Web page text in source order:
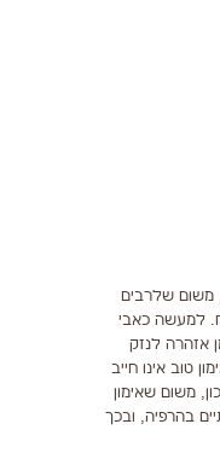
משום שלרבים
למעשה כאבי
אזהרה לנזק
טוב אינו חייב
משום שאימון
בהרפיה, ובכך